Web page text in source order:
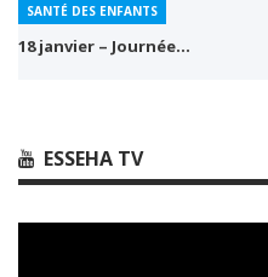
SANTÉ DES ENFANTS
18 janvier – Journée…
ESSEHA TV